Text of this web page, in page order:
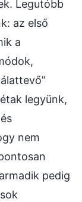
Legutóbb
az első
a
legyünk,
nem
pedig